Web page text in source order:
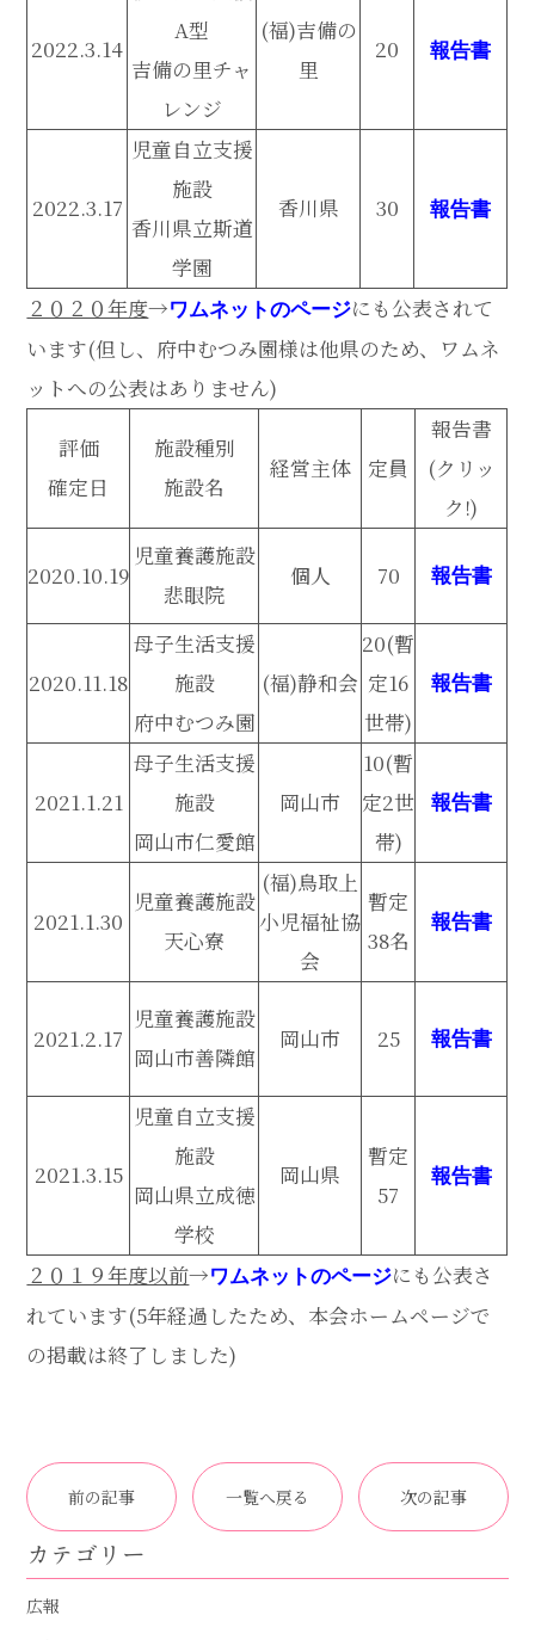
2022.3.14
A型
吉備の里チャ
レンジ
(福)吉備の
里
20 報告書
2022.3.17
児童自立支援
施設
香川県立斯道
学園
香川県 30 報告書
２０２０年度→ワムネットのページにも公表されて
います(但し、府中むつみ園様は他県のため、ワムネ
ットへの公表はありません)
評価
確定日
施設種別
施設名
経営主体 定員
報告書
(クリッ
ク!)
2020.10.19
児童養護施設
悲眼院
個人 70 報告書
2020.11.18
母子生活支援
施設
府中むつみ園
(福)静和会
20(暫
定16
世帯)
報告書
2021.1.21
母子生活支援
施設
岡山市仁愛館
岡山市
10(暫
定2世
帯)
報告書
2021.1.30
児童養護施設
天心寮
(福)鳥取上
小児福祉協
会
暫定
38名
報告書
2021.2.17
児童養護施設
岡山市善隣館
岡山市 25 報告書
2021.3.15
児童自立支援
施設
岡山県立成徳
学校
岡山県
暫定
57
報告書
２０１９年度以前→ワムネットのページにも公表さ
れています(5年経過したため、本会ホームページで
の掲載は終了しました)
前の記事 一覧へ戻る 次の記事
カテゴリー
広報